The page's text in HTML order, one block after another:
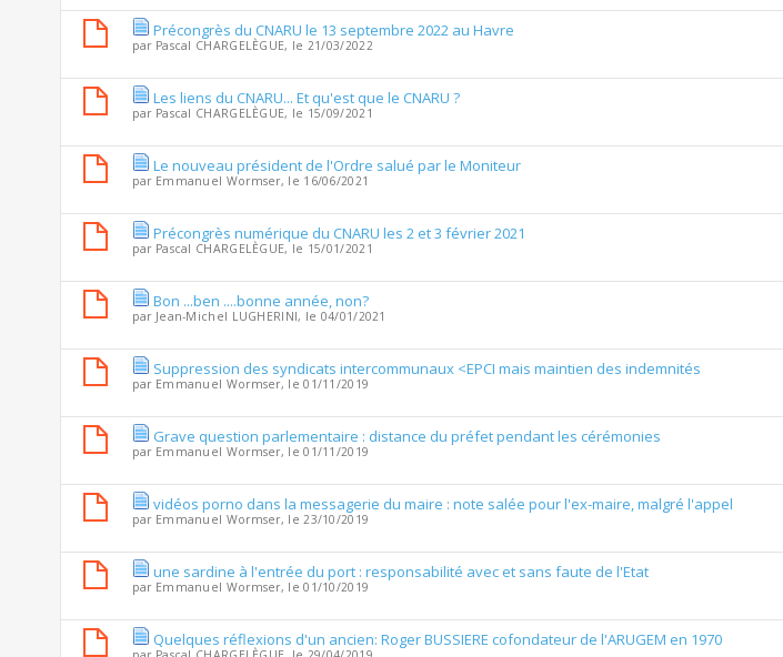
Précongrès du CNARU le 13 septembre 2022 au Havre
par Pascal CHARGELÈGUE, le 21/03/2022
Les liens du CNARU... Et qu'est que le CNARU ?
par Pascal CHARGELÈGUE, le 15/09/2021
Le nouveau président de l'Ordre salué par le Moniteur
par Emmanuel Wormser, le 16/06/2021
Précongrès numérique du CNARU les 2 et 3 février 2021
par Pascal CHARGELÈGUE, le 15/01/2021
Bon ...ben ....bonne année, non?
par Jean-Michel LUGHERINI, le 04/01/2021
Suppression des syndicats intercommunaux <EPCI mais maintien des indemnités
par Emmanuel Wormser, le 01/11/2019
Grave question parlementaire : distance du préfet pendant les cérémonies
par Emmanuel Wormser, le 01/11/2019
vidéos porno dans la messagerie du maire : note salée pour l'ex-maire, malgré l'appel
par Emmanuel Wormser, le 23/10/2019
une sardine à l'entrée du port : responsabilité avec et sans faute de l'Etat
par Emmanuel Wormser, le 01/10/2019
Quelques réflexions d'un ancien: Roger BUSSIERE cofondateur de l'ARUGEM en 1970